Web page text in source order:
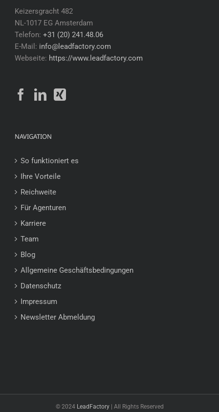
Keizersgracht 482
NL-1017 EG Amsterdam
Telefon: +31 (20) 241.48.06
E-Mail: info@leadfactory.com
Webseite: https://www.leadfactory.com
NAVIGATION
So funktioniert es
Ihre Vorteile
Reichweite
Für Agenturen
Karriere
Team
Blog
Allgemeine Geschäftsbedingungen
Datenschutz
Impressum
Newsletter Abmeldung
© 2024 LeadFactory| All Rights Reserved